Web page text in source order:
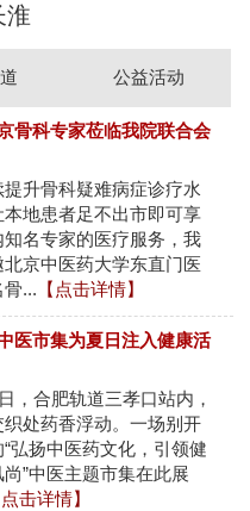
淮
公益活动
科专家莅临我院联合会
提升骨科疑难病症诊疗水
本地患者足不出市即可享
知名专家的医疗服务，我
北京中医药大学东直门医
骨... 【点击详情】
医市集为夏日注入健康活
，合肥轨道三孝口站内，
织处药香浮动。一场别开
弘扬中医药文化，引领健
尚”中医主题市集在此展
点击详情】